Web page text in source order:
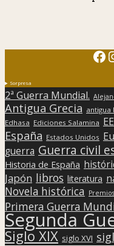
Sorpresa
2ª Guerra Mundial.
Antigua Grecia antigua
Edhasa Ediciones Salamina
España Estados Unidos
guerra Guerra civil
Historia de España
Japón libros literatura
Novela histórica Premios
Primera Guerra
Segunda
Siglo XIX siglo XVI